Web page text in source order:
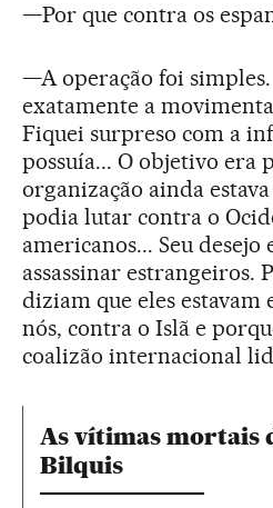
—Por que contra os
—A operação foi
exatamente a
Fiquei surpreso com a
possuía... O objetivo era
organização ainda
podia lutar contra o
americanos... Seu desejo
assassinar estrangeiros.
diziam que eles
nós, contra o Islã e
coalizão internacional
As vítimas mortais
Bilquis